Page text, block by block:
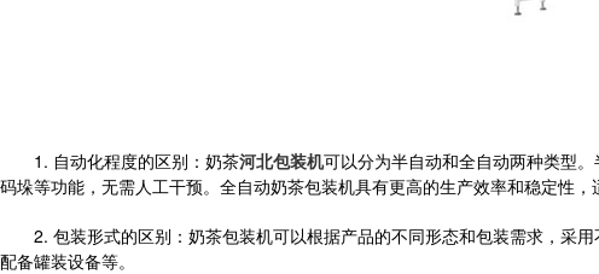
1. 自动化程度的区别：奶茶河北包装机可以分为半自动和全自动两种类型
码垛等功能，无需人工干预。全自动奶茶包装机具有更高的生产效率和稳定性，
2. 包装形式的区别：奶茶包装机可以根据产品的不同形态和包装需求，采用
配备罐装设备等。